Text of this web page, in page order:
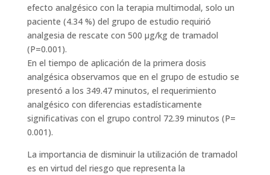
efecto analgésico con la terapia multimodal, solo un
paciente (4.34 %) del grupo de estudio requirió
analgesia de rescate con 500 µg/kg de tramadol
(P=0.001).
En el tiempo de aplicación de la primera dosis
analgésica observamos que en el grupo de estudio se
presentó a los 349.47 minutos, el requerimiento
analgésico con diferencias estadísticamente
significativas con el grupo control 72.39 minutos (P=
0.001).
La importancia de disminuir la utilización de tramadol
es en virtud del riesgo que representa la